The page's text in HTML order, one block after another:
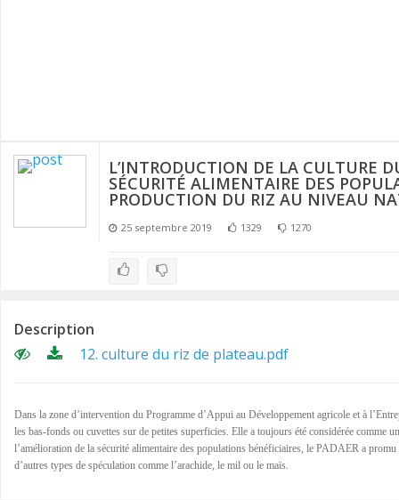
L’INTRODUCTION DE LA CULTURE
SÉCURITÉ ALIMENTAIRE DES
PRODUCTION DU RIZ AU NIVEAU
25 septembre 2019 1329 1270
Description
12. culture du riz de plateau.pdf
Dans la zone d’intervention du Programme d’Appui au Développement agricole et à
les bas-fonds ou cuvettes sur de petites superficies. Elle a toujours été considérée comme
l’amélioration de la sécurité alimentaire des populations bénéficiaires, le PADAER a
d’autres types de spéculation comme l’arachide, le mil ou le maïs.